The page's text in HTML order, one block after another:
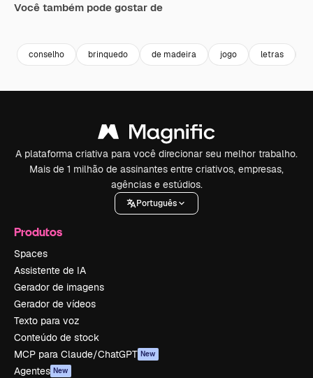
Você também pode gostar de
conselho brinquedo de madeira jogo letras
A plataforma criativa para você direcionar seu melhor trabalho.
Mais de 1 milhão de assinantes entre criativos, empresas,
agências e estúdios.
Português
Produtos
Spaces
Assistente de IA
Gerador de imagens
Gerador de vídeos
Texto para voz
Conteúdo de stock
MCP para Claude/ChatGPT New
Agentes New